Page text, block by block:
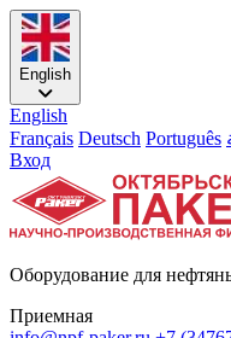
English
English
Français Deutsch Português
Вход
Оборудование для
Приемная